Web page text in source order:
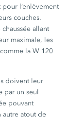
l’enlèvement
couches.
allant
maximale, les
la W 120
doivent leur
par un seul
pouvant
autre atout de